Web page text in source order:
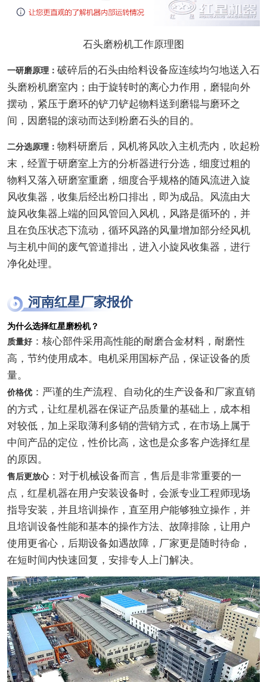
石头磨粉机工作原理图
一研磨原理： 破碎后的石头由给料设备应连续均匀地送入石
头磨粉机磨室内；由于旋转时的离心力作用，磨辊向外
摆动，紧压于磨环的铲刀铲起物料送到磨辊与磨环之
间，因磨辊的滚动而达到粉磨石头的目的。
二分选原理： 物料研磨后，风机将风吹入主机壳内，吹起粉
末，经置于研磨室上方的分析器进行分选，细度过粗的
物料又落入研磨室重磨，细度合乎规格的随风流进入旋
风收集器，收集后经出粉口排出，即为成品。风流由大
旋风收集器上端的回风管回入风机，风路是循环的，并
且在负压状态下流动，循环风路的风量增加部分经风机
与主机中间的废气管道排出，进入小旋风收集器，进行
净化处理。
河南红星厂家报价
为什么选择红星磨粉机？
质量好：核心部件采用高性能的耐磨合金材料，耐磨性
高，节约使用成本。电机采用国标产品，保证设备的质
量。
价格优：严谨的生产流程、自动化的生产设备和厂家直销
的方式，让红星机器在保证产品质量的基础上，成本相
对较低，加上采取薄利多销的营销方式，在市场上属于
中间产品的定位，性价比高，这也是众多客户选择红星
的原因。
售后更放心：对于机械设备而言，售后是非常重要的一
点，红星机器在用户安装设备时，会派专业工程师现场
指导安装，并且培训操作，直至用户能够独立操作，并
且培训设备性能和基本的操作方法、故障排除，让用户
使用更省心，后期设备如遇故障，厂家更是随时待命，
在短时间内快速回复，安排专人上门解决。